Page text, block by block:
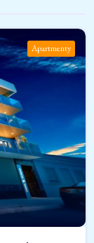
Apartmenty